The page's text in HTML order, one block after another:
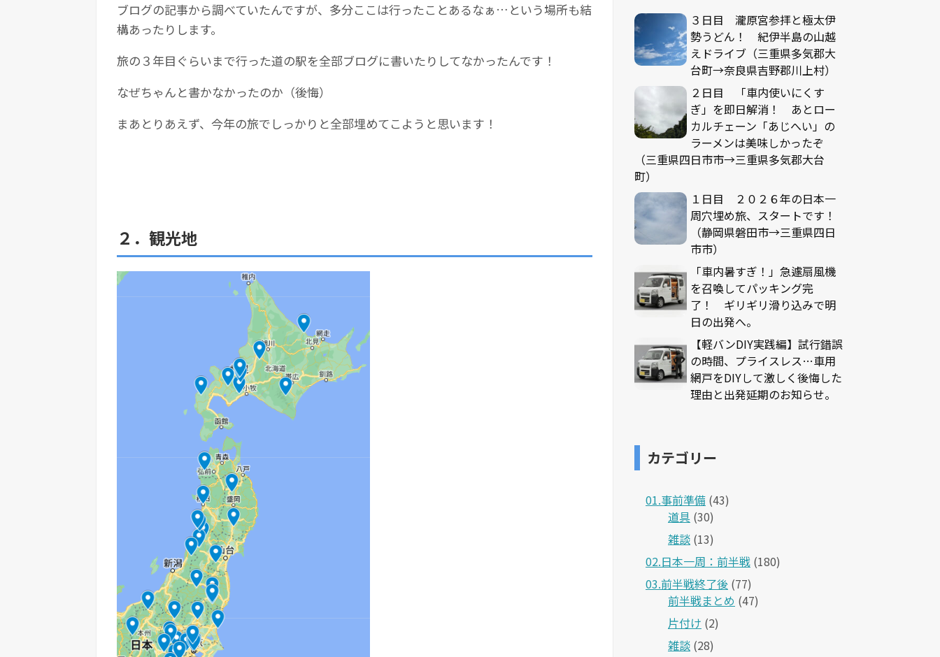
ブログの記事から調べていたんですが、多分ここは行ったことあるなぁ…という場所も結
構あったりします。
旅の３年目ぐらいまで行った道の駅を全部ブログに書いたりしてなかったんです！
なぜちゃんと書かなかったのか（後悔）
まあとりあえず、今年の旅でしっかりと全部埋めてこようと思います！
２．観光地
３日目 瀧原宮参拝と極太伊
勢うどん！ 紀伊半島の山越
えドライブ（三重県多気郡大
台町→奈良県吉野郡川上村）
２日目 「車内使いにくす
ぎ」を即日解消！ あとロー
カルチェーン「あじへい」の
ラーメンは美味しかったぞ
（三重県四日市市→三重県多気郡大台
町）
１日目 ２０２６年の日本一
周穴埋め旅、スタートです！
（静岡県磐田市→三重県四日
市市）
「車内暑すぎ！」急遽扇風機
を召喚してパッキング完
了！ ギリギリ滑り込みで明
日の出発へ。
【軽バンDIY実践編】試行錯誤
の時間、プライスレス…車用
網戸をDIYして激しく後悔した
理由と出発延期のお知らせ。
カテゴリー
01.事前準備 (43)
道具 (30)
雑談 (13)
02.日本一周：前半戦 (180)
03.前半戦終了後 (77)
前半戦まとめ (47)
片付け (2)
雑談 (28)